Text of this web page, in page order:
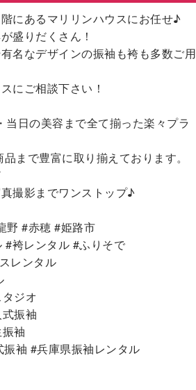
にあるマリリンハウスにお任せ♪
盛りだくさん！
名なデザインの振袖も袴も多数ご用
にご相談下さい！
日の美容まで全て揃った楽々プラ
まで豊富に取り揃えております。
撮影までワンストップ♪
野 #赤穂 #姫路市
#袴レンタル #ふりそで
レンタル
ジオ
振袖
袖
袖 #兵庫県振袖レンタル